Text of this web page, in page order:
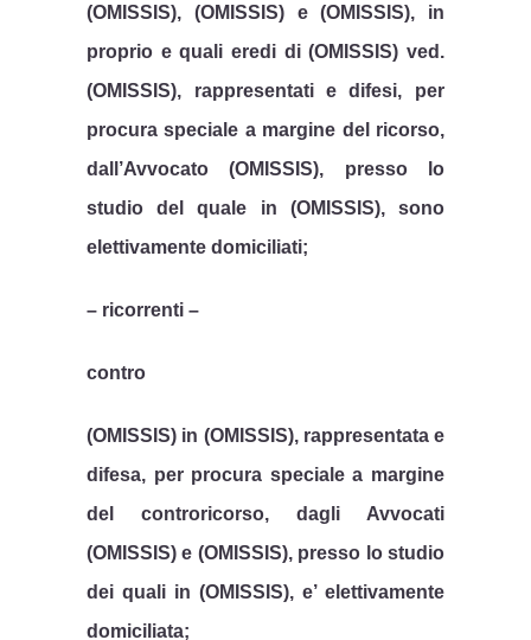
(OMISSIS), (OMISSIS) e (OMISSIS), in
proprio e quali eredi di (OMISSIS) ved.
(OMISSIS), rappresentati e difesi, per
procura speciale a margine del ricorso,
dall’Avvocato (OMISSIS), presso lo
studio del quale in (OMISSIS), sono
elettivamente domiciliati;
– ricorrenti –
contro
(OMISSIS) in (OMISSIS), rappresentata e
difesa, per procura speciale a margine
del controricorso, dagli Avvocati
(OMISSIS) e (OMISSIS), presso lo studio
dei quali in (OMISSIS), e’ elettivamente
domiciliata;